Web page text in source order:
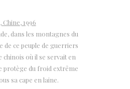
Chine, 1996
dans les montagnes du
de ce peuple de guerriers
chinois où il se servait en
protège du froid extrême
sa cape en laine.